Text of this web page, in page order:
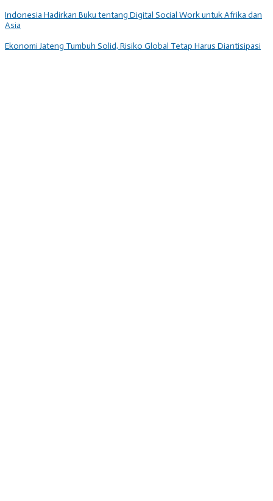
Indonesia Hadirkan Buku tentang Digital Social Work untuk Afrika dan
Asia
Ekonomi Jateng Tumbuh Solid, Risiko Global Tetap Harus Diantisipasi